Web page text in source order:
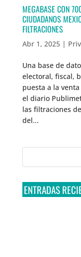
MEGABASE CON
CIUDADANOS
FILTRACIONES
Abr 1, 2025|
Una base de
electoral, fiscal,
puesta a la
el diario
las filtraciones
del...
ENTRADAS